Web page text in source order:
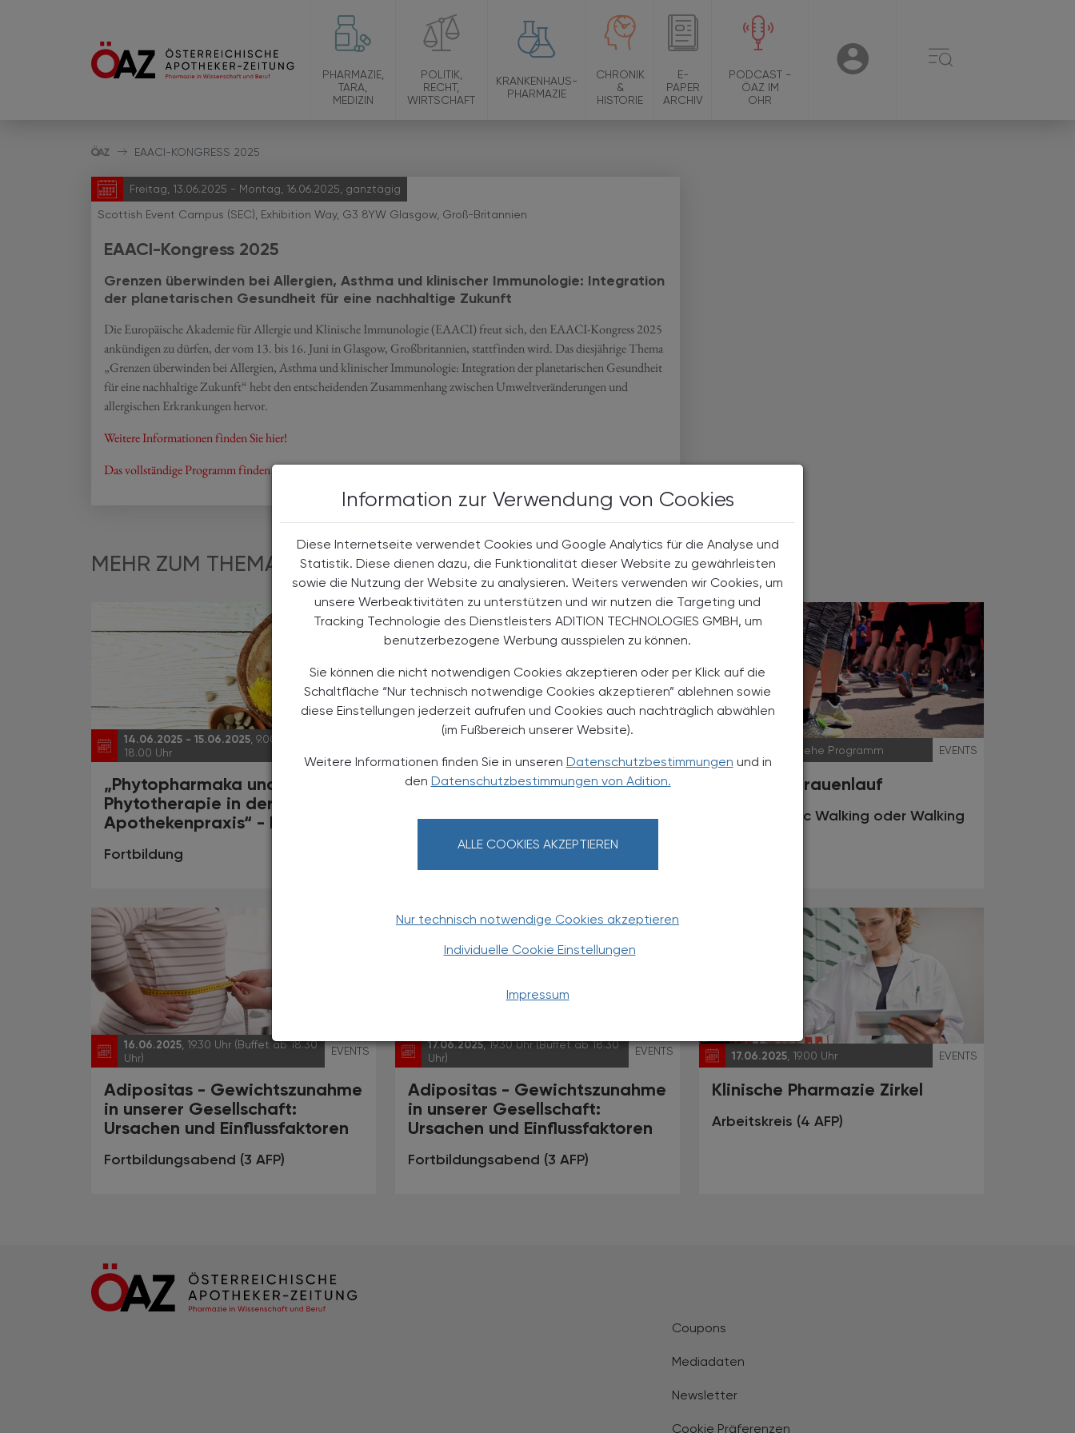
Information zur Verwendung von Cookies
Diese Internetseite verwendet Cookies und Google Analytics für die Analyse und
Statistik. Diese dienen dazu, die Funktionalität dieser Website zu gewährleisten
sowie die Nutzung der Website zu analysieren. Weiters verwenden wir Cookies, um
unsere Werbeaktivitäten zu unterstützen und wir nutzen die Targeting und
Tracking Technologie des Dienstleisters ADITION TECHNOLOGIES GMBH, um
benutzerbezogene Werbung ausspielen zu können.
Sie können die nicht notwendigen Cookies akzeptieren oder per Klick auf die
Schaltfläche “Nur technisch notwendige Cookies akzeptieren” ablehnen sowie
diese Einstellungen jederzeit aufrufen und Cookies auch nachträglich abwählen
(im Fußbereich unserer Website).
Weitere Informationen finden Sie in unseren Datenschutzbestimmungen und in
den Datenschutzbestimmungen von Adition.
ALLE COOKIES AKZEPTIEREN
Nur technisch notwendige Cookies akzeptieren
Individuelle Cookie Einstellungen
Impressum
PHARMAZIE,
TARA,
MEDIZIN
POLITIK,
RECHT,
WIRTSCHAFT
KRANKENHAUS-
PHARMAZIE
CHRONIK
&
HISTORIE
E-
PAPER
ARCHIV
PODCAST -
ÖAZ IM
OHR
USER ☰
EAACI-KONGRESS 2025
Freitag, 13.06.2025 - Montag, 16.06.2025, ganztägig
Scottish Event Campus (SEC), Exhibition Way, G3 8YW Glasgow, Groß-Britannien
EAACI-Kongress 2025
Grenzen überwinden bei Allergien, Asthma und klinischer Immunologie: Integration
der planetarischen Gesundheit für eine nachhaltige Zukunft
Die Europäische Akademie für Allergie und Klinische Immunologie (EAACI) freut sich, den EAACI-Kongress 2025
ankündigen zu dürfen, der vom 13. bis 16. Juni in Glasgow, Großbritannien, stattfinden wird. Das diesjährige Thema
„Grenzen überwinden bei Allergien, Asthma und klinischer Immunologie: Integration der planetarischen Gesundheit
für eine nachhaltige Zukunft“ hebt den entscheidenden Zusammenhang zwischen Umweltveränderungen und
allergischen Erkrankungen hervor.
Weitere Informationen finden Sie hier!
Das vollständige Programm finden Sie hier!
MEHR ZUM THEMA
14.06.2025 - 15.06.2025 , 9.00 bis
18.00 Uhr
„Phytopharmaka und
Phytotherapie in der
Apothekenpraxis“ - Kurs III
Fortbildung
„Phytopharmaka und
Apothekenpraxis“ - Kurs III
Fortbildung
, siehe Programm EVENTS
15. Tiroler Frauenlauf
Laufen, Nordic Walking oder Walking
16.06.2025, 19.30 Uhr (Buffet ab 18.30
Uhr)
EVENTS
Adipositas - Gewichtszunahme
in unserer Gesellschaft:
Ursachen und Einflussfaktoren
Fortbildungsabend (3 AFP)
17.06.2025, 19.30 Uhr (Buffet ab 18.30
Uhr)
EVENTS
Adipositas - Gewichtszunahme
in unserer Gesellschaft:
Ursachen und Einflussfaktoren
Fortbildungsabend (3 AFP)
17.06.2025 , 19.00 Uhr EVENTS
Klinische Pharmazie Zirkel
Arbeitskreis (4 AFP)
Coupons
Mediadaten
Newsletter
Cookie Präferenzen